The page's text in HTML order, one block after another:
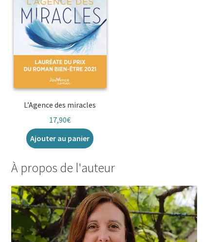
L’Agence des miracles
17,90€
Ajouter au panier
À propos de l'auteur